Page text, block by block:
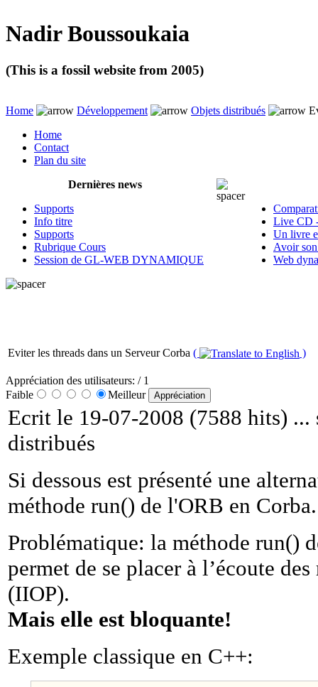
Nadir Boussoukaia
(This is a fossil website from 2005)
Home Développement Objets distribués
Home
Contact
Plan du site
Dernières news
Supports
Info titre
Supports
Rubrique Cours
Session de GL-WEB DYNAMIQUE
Live CD
Un livre
Avoir
Web
Eviter les threads dans un Serveur Corba ( )
Appréciation des utilisateurs: / 1
Faible
Meilleur
Ecrit le 19-07-2008 (7588 hits) ...
distribués
Si dessous est présenté une
méthode run() de l'ORB en Corba.
Problématique: la méthode run()
permet de se placer à l’écoute
(IIOP).
Mais elle est bloquante!
Exemple classique en C++: